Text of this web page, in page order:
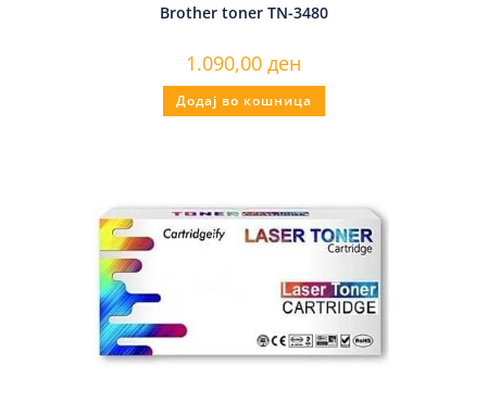
Brother toner TN-3480
1.090,00 ден
Додај во кошница